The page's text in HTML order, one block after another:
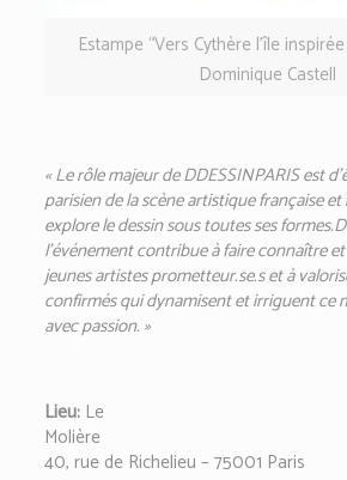
Estampe “Vers Cythère l’île
Dominique Castell
« Le rôle majeur de DDESSINPARIS est
parisien dela scène artistique française
explore le dessinsous toutes ses
l’événement contribue à faire connaître
jeunes artistes prometteur.se.s et à
confirmés qui dynamisent et irriguent ce
avec passion. »
Lieu: Le
40, rue de Richelieu – 75001 Paris